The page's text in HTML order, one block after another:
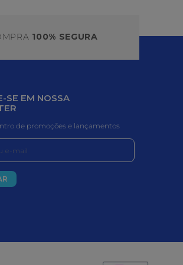
100% SEGURA
SE EM NOSSA
de promoções e lançamentos